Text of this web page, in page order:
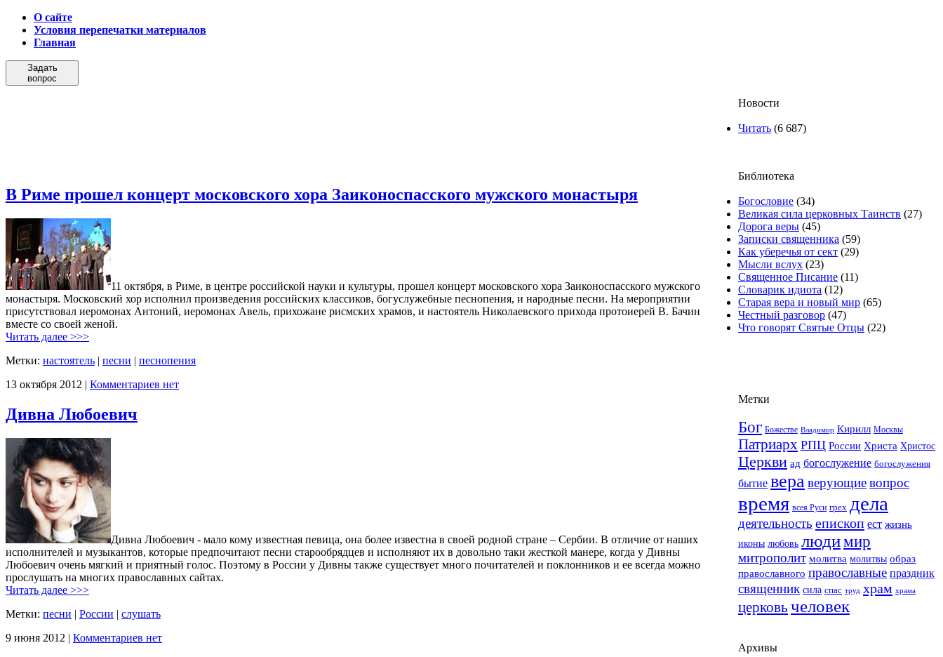
О сайте
Условия перепечатки материалов
Главная
Задать
вопрос
В Риме прошел концерт московского хора Заиконоспасского мужского монастыря
11 октября, в Риме, в центре российской науки и культуры, прошел концерт московского хора Заиконоспасского мужского
монастыря. Московский хор исполнил произведения российских классиков, богуслужебные песнопения, и народные песни. На мероприятии
присутствовал иеромонах Антоний, иеромонах Авель, прихожане рисмских храмов, и настоятель Николаевского прихода протоиерей В. Бачин
вместе со своей женой.
Читать далее >>>
Метки: настоятель | песни | песнопения
13 октября 2012 | Комментариев нет
Дивна Любоевич
Дивна Любоевич - мало кому известная певица, она более известна в своей родной стране – Сербии. В отличие от наших
исполнителей и музыкантов, которые предпочитают песни старообрядцев и исполняют их в довольно таки жесткой манере, когда у Дивны
Любоевич очень мягкий и приятный голос. Поэтому в России у Дивны также существует много почитателей и поклонников и ее всегда можно
прослушать на многих православных сайтах.
Читать далее >>>
Метки: песни | России | слушать
9 июня 2012 | Комментариев нет
Новости
Читать (6 687)
Библиотека
Богословие (34)
Великая сила церковных Таинств (27)
Дорога веры (45)
Записки священника (59)
Как уберечья от сект (29)
Мысли вслух (23)
Священное Писание (11)
Словарик идиота (12)
Старая вера и новый мир (65)
Честный разговор (47)
Что говорят Святые Отцы (22)
Метки
Бог Божестве Владимир Кирилл Москвы
Патриарх РПЦ России Христа Христос
Церкви ад богослужение богослужения
бытие вераверующие вопрос
время всея Руси грех дела
деятельность епископ ест жизнь
иконы любовь людимир
митрополит молитва молитвы образ
православного православные праздник
священник сила спас труд храм храма
церковь человек
Архивы